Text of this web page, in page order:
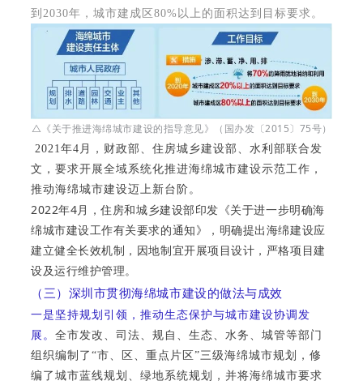
到2030年，城市建成区80%以上的面积达到目标要求。
△《关于推进海绵城市建设的指导意见》（国办发〔2015〕75号）
2021年4月，财政部、住房城乡建设部、水利部联合发
文，要求开展全域系统化推进海绵城市建设示范工作，
推动海绵城市建设迈上新台阶。
2022年4月，住房和城乡建设部印发《关于进一步明确海
绵城市建设工作有关要求的通知》，明确提出海绵建设应
建立健全长效机制 ，因地制宜开展项目设计 ，严格项 目建
设及运行维护管理。
（三）深圳市贯彻海绵城市建设的做法与成效
一是坚持规划引领，推动生态保护与城市建设协调发
展。 全市发改、司法、规自、生态、水务、城管等部门
组织编制了“市、区、重点片区”三级海绵城市规划，修
编了城市蓝线规划、绿地系统规划，并将海绵城市要求